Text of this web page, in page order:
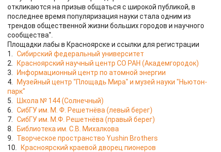
откликаются на призыв общаться с широкой публикой, в
последнее время популяризация науки стала одним из
трендов общественной жизни больших городов и научного
сообщества".
Площадки лабы в Красноярске и ссылки для регистрации
1.
Сибирский федеральный университет
2.
Красноярский научный центр СО РАН (Академгородок)
3.
Информационный центр по атомной энергии
4.
Музейный центр "Площадь Мира" и музей науки "Ньютон-
парк"
5.
Школа № 144 (Солнечный)
6.
СибГУ им. М. Ф. Решетнёва (левый берег)
7.
СибГУ им. М.Ф. Решетнёва (правый берег)
8.
Библиотека им. С.В. Михалкова
9.
Творческое пространство Yushin Brothers
10.
Красноярский краевой дворец пионеров